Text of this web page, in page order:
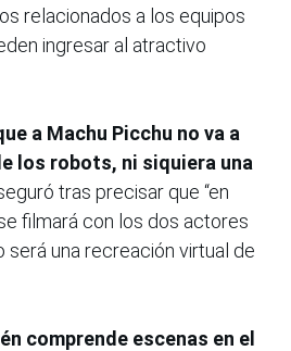
relacionados a los equipos
ingresar al atractivo
a Machu Picchu no va a
los robots, ni siquiera una
tras precisar que “en
filmará con los dos actores
será una recreación virtual de
comprende escenas en el